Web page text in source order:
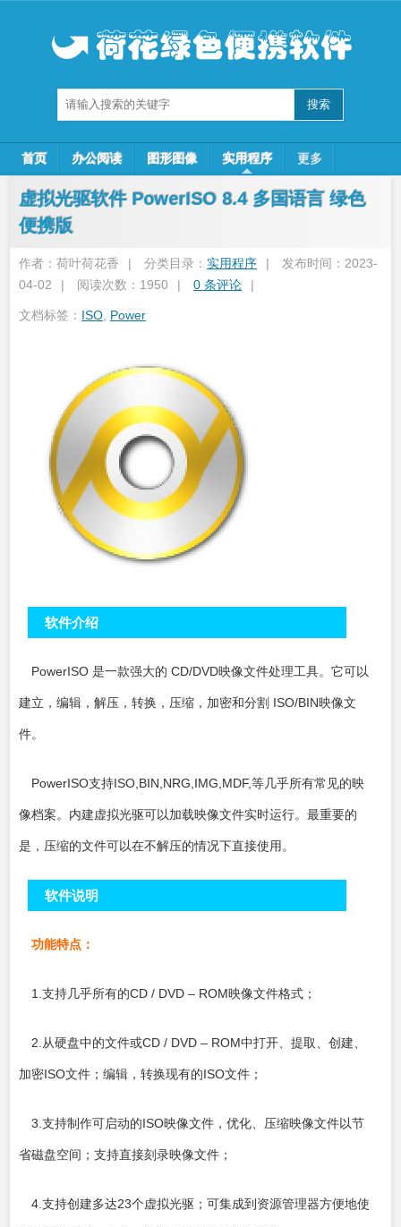
首页 办公阅读 图形图像 实用程序 更多
虚拟光驱软件 PowerISO 8.4 多国语言 绿色
便携版
作者：荷叶荷花香 | 分类目录： 实用程序 |
发布时间：2023-
04-02
| 阅读次数：1950 | 0 条评论 |
文档标签： ISO Power
软件介绍
PowerISO 是一款强大的 CD/DVD映像文件处理工具。它可以
建立，编辑，解压，转换，压缩，加密和分割 ISO/BIN映像文
件。
PowerISO支持ISO,BIN,NRG,IMG,MDF,等几乎所有常见的映
像档案。内建虚拟光驱可以加载映像文件实时运行。最重要的
是，压缩的文件可以在不解压的情况下直接使用。
软件说明
功能特点：
1.支持几乎所有的CD / DVD – ROM映像文件格式；
2.从硬盘中的文件或CD / DVD – ROM中打开、提取、创建、
加密ISO文件；编辑，转换现有的ISO文件；
3.支持制作可启动的ISO映像文件，优化、压缩映像文件以节
省磁盘空间；支持直接刻录映像文件；
4.支持创建多达23个虚拟光驱；可集成到资源管理器方便地使